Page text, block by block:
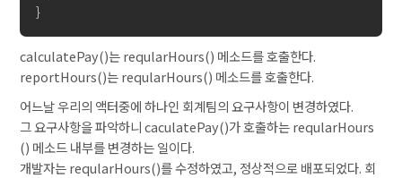
calculatePay()는 reqularHours() 메소드를 호출한다.
reportHours()는 reqularHours() 메소드를 호출한다.
어느날 우리의 액터중에 하나인 회계팀의 요구사항이 변경하였다.
그 요구사항을 파악하니 caculatePay()가 호출하는 reqularHours
() 메소드 내부를 변경하는 일이다.
개발자는 reqularHours()를 수정하였고, 정상적으로 배포되었다. 회